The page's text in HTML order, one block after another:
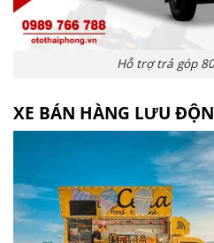
Hỗ trợ trả góp
XE BÁN HÀNG LƯU